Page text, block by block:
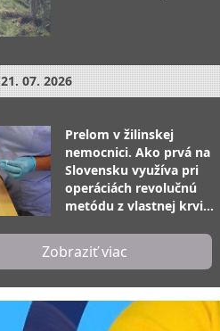
21. 07. 2026
Prelom v žilinskej
nemocnici. Ako prvá na
Slovensku využíva pri
operáciách revolučnú
metódu z vlastnej krvi
Zobraziť viac